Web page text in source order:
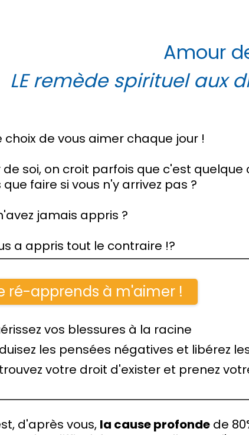
Amour
LE remède spirituel aux
choix de vous aimer chaque jour !
de soi, on croit parfois que c'est
que faire si vous n'y arrivez pas ?
jamais appris ?
a appris tout le contraire !?
ré-apprends à m'aimer !
vos blessures à la racine
les pensées négatives et libérez
votre droit d'exister et prenez
d'après vous, la cause profonde de